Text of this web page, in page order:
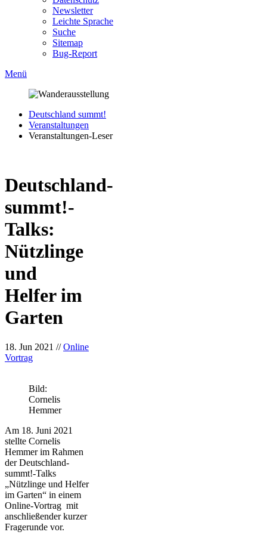
Newsletter
Leichte Sprache
Suche
Sitemap
Bug-Report
Menü
Deutschland summt!
Veranstaltungen
Veranstaltungen-Leser
Deutschland-
summt!-
Talks:
Nützlinge
und
Helfer im
Garten
18. Jun 2021 //Online
Vortrag
Bild:
Cornelis
Hemmer
Am 18. Juni 2021
stellte Cornelis
Hemmer im Rahmen
der Deutschland-
summt!-Talks
„Nützlinge und Helfer
im Garten“ in einem
Online-Vortrag mit
anschließender kurzer
Fragerunde vor.